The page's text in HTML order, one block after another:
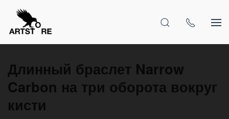
Длинный браслет Narrow
Carbon на три оборота вокруг
кисти